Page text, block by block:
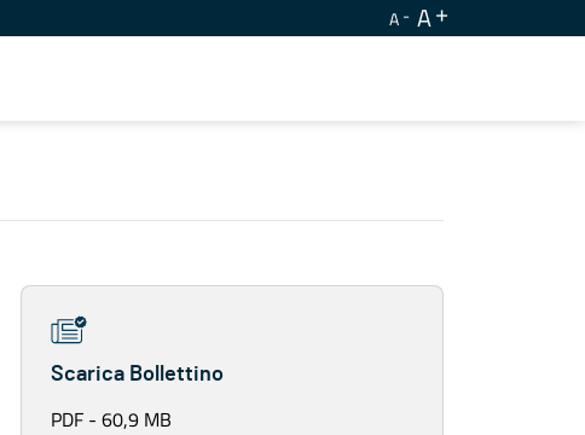
A A
Scarica Bollettino
PDF - 60,9 MB